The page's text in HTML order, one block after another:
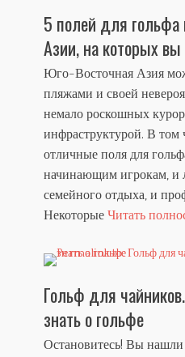
5 полей для гольфа
Азии, на которых вы
Юго-Восточная Азия
пляжами и своей
немало роскошных
инфраструктурой. В том
отличные поля для
начинающим игрокам, и
семейного отдыха, и
Некоторые Читать
Гольф для
знать о гольфе
Остановитесь! Вы